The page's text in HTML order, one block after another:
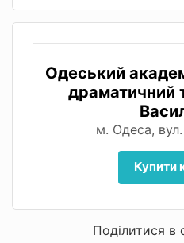
Одеський
драматичний
м. Одеса,
Купити
Поділитися в